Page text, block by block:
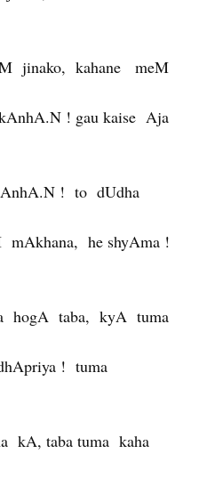
jinako, kahane meM
! gau kaise Aja
! to dUdha
he shyAma !
hogA taba, kyA tuma
! tuma
kA, taba tuma kaha